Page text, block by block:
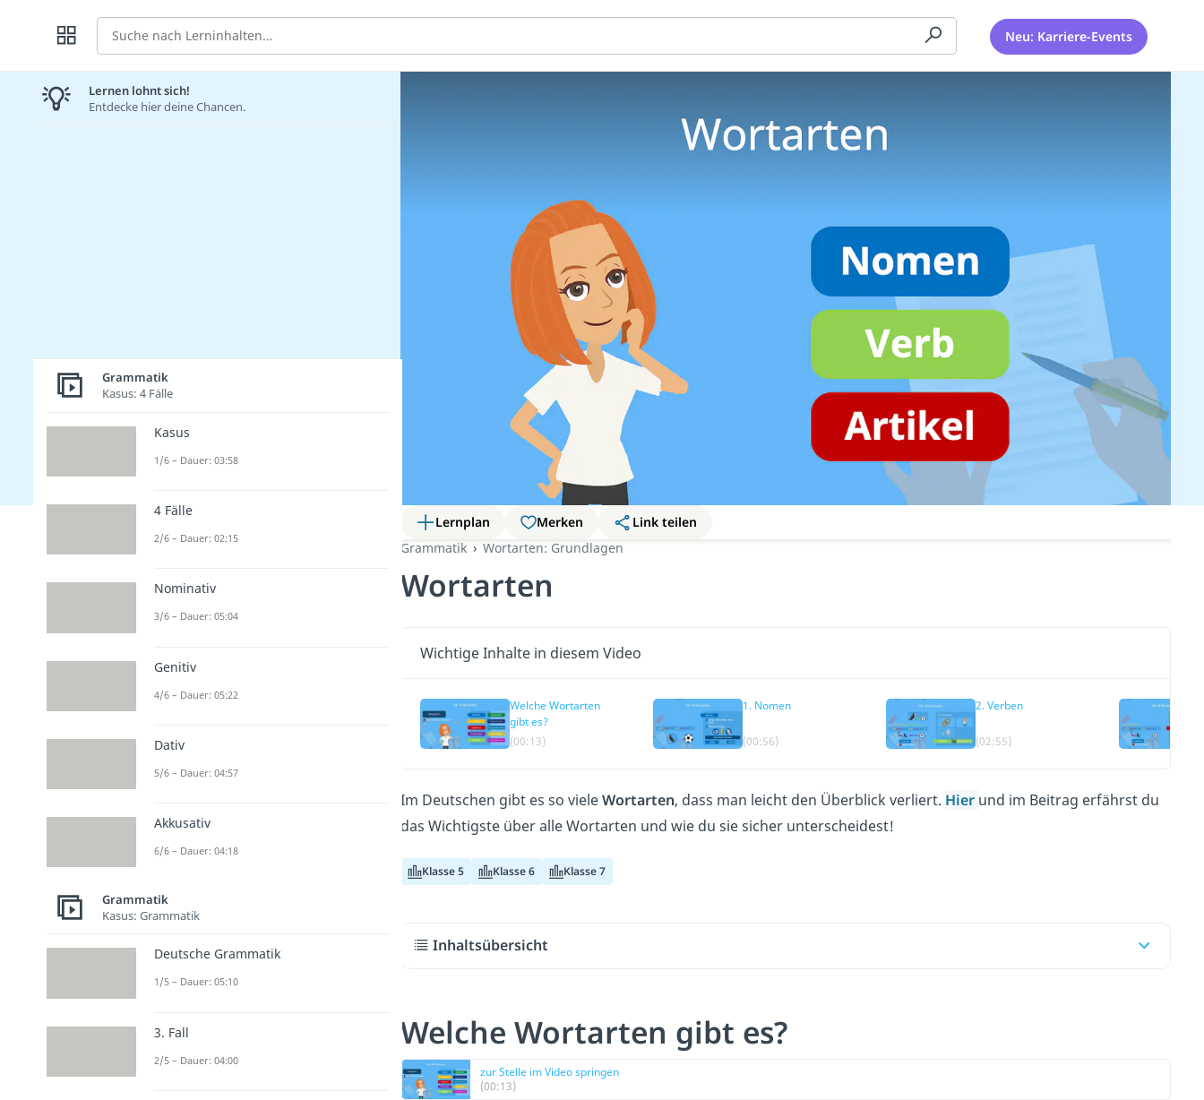
Suche Neu: Karriere-Events
Lernplan Merken
Link teilen
Grammatik
Wortarten: Grundlagen
Wortarten
Wichtige Inhalte in diesem Video
Welche Wortarten
gibt es?
(00:13)
1. Nomen
(00:56)
2. Verben
(02:55)
Im Deutschen gibt es so vieleWortarten, dass man leicht den Überblick verliert. Hier und im Beitrag erfährst du
das Wichtigste über alle Wortarten und wie du sie sicher unterscheidest!
Klasse 5 Klasse 6 Klasse 7
Inhaltsübersicht
Welche Wortarten gibt es?
zur Stelle im Video springen
(00:13)
Lernen lohnt sich!
Entdecke hier deine Chancen.
Grammatik
Kasus: 4 Fälle
Kasus
1/6 – Dauer: 03:58
4 Fälle
2/6 – Dauer: 02:15
Nominativ
3/6 – Dauer: 05:04
Genitiv
4/6 – Dauer: 05:22
Dativ
5/6 – Dauer: 04:57
Akkusativ
6/6 – Dauer: 04:18
Grammatik
Kasus: Grammatik
Deutsche Grammatik
1/5 – Dauer: 05:10
3. Fall
2/5 – Dauer: 04:00